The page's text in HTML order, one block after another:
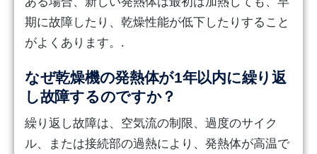
期に故障したり、乾燥性能が低下したりすること
がよくあります。.
なぜ乾燥機の発熱体が1年以内に繰り返
し故障するのですか？
繰り返し故障は、空気流の制限、過度のサイク
ル、または接続部の過熱により、発熱体が高温で